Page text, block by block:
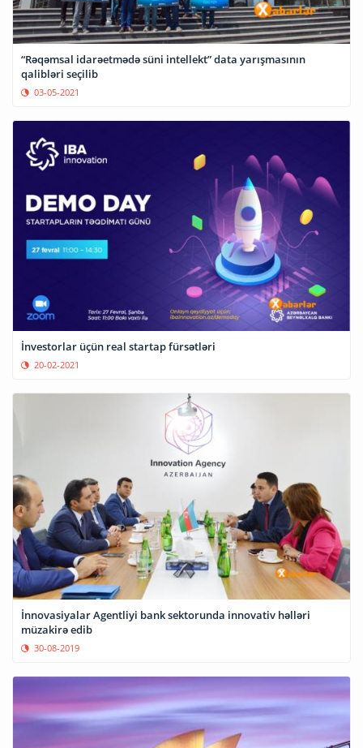
“Rəqəmsal idarəetmədə süni intellekt” data yarışmasının
qalibləri seçilib
03-05-2021
İnvestorlar üçün real startap fürsətləri
20-02-2021
İnnovasiyalar Agentliyi bank sektorunda innovativ həlləri
müzakirə edib
30-08-2019